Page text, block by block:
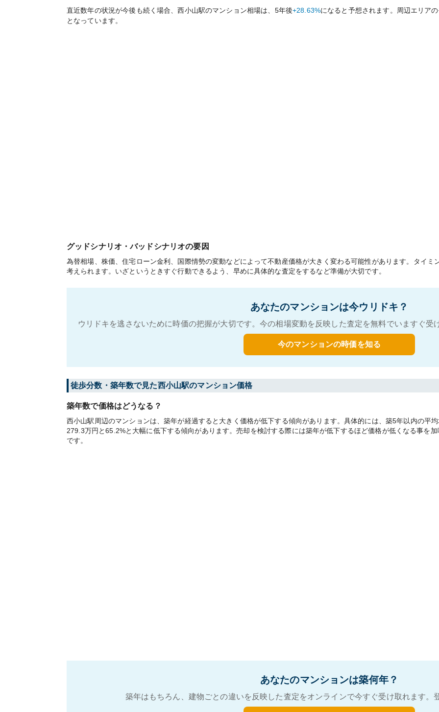
直近数年の状況が今後も続く場合、西小山駅のマンション相場は、5年後+28.63%になると予想されます。周辺エリア
となっています。
グッドシナリオ・バッドシナリオの要因
為替相場、株価、住宅ローン金利、国際情勢の変動などによって不動産価格が大きく変わる可能性があります。タイミ
考えられます。いざというときすぐ行動できるよう、早めに具体的な査定をするなど準備が大切です。
あなたのマンションは今ウリドキ？
ウリドキを逃さないために時価の把握が大切です。今の相場変動を反映した査定を無料でいますぐ
今のマンションの時価を知る
徒歩分数・築年数で見た西小山駅のマンション価格
築年数で価格はどうなる？
西小山駅周辺のマンションは、築年が経過すると大きく価格が低下する傾向があります。具体的には、築5年以内の平
279.3万円と65.2%と大幅に低下する傾向があります。売却を検討する際には築年が低下するほど価格が低くなる事を
です。
あなたのマンションは築何年？
築年はもちろん、建物ごとの違いを反映した査定をオンラインで今すぐ受け取れます。